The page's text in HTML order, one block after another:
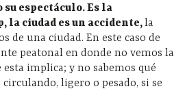
su espectáculo. Es la
ciudad es un accidente,la
de una ciudad. En este caso de
peatonal en donde no vemos la
implica; y no sabemos qué
ligero o pesado, si se